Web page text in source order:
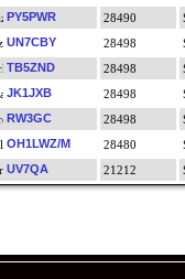
PY5PWR
28490
UN7CBY
28498
TB5ZND
28498
JK1JXB
28498
RW3GC
28498
OH1LWZ/M
28480
UV7QA
21212